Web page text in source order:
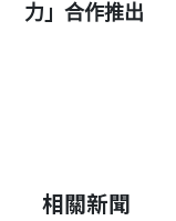
力」合作推出
相關新聞